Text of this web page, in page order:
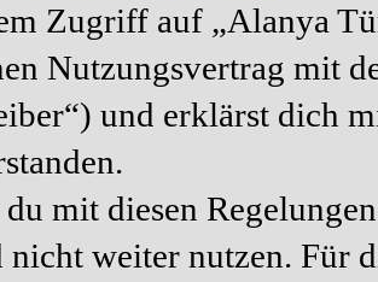
Zugriff auf „Alanya
Nutzungsvertrag mit
und erklärst dich
mit diesen
nicht weiter nutzen. Für